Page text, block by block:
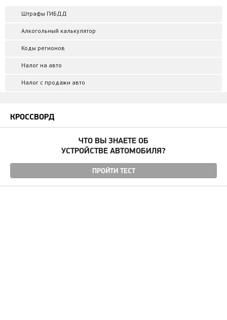
Штрафы ГИБДД
Алкогольный калькулятор
Коды регионов
Налог на авто
Налог с продажи авто
КРОССВОРД
ЧТО ВЫ ЗНАЕТЕ ОБ
УСТРОЙСТВЕ АВТОМОБИЛЯ?
ПРОЙТИ ТЕСТ